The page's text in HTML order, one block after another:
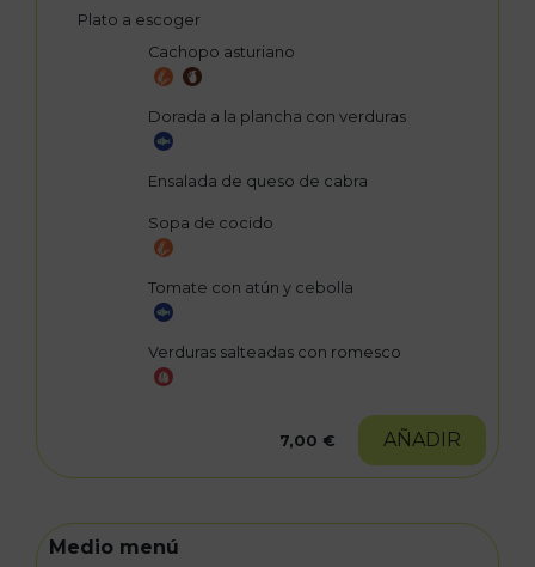
Plato a escoger
Cachopo asturiano
Dorada a la plancha con verduras
Ensalada de queso de cabra
Sopa de cocido
Tomate con atún y cebolla
Verduras salteadas con romesco
7,00 € AÑADIR
Medio menú